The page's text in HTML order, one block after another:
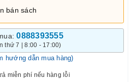
bán sách
0888393555
thứ 7 | 8:00 - 17:00)
hướng dẫn mua hàng)
miễn phí nếu hàng lỗi